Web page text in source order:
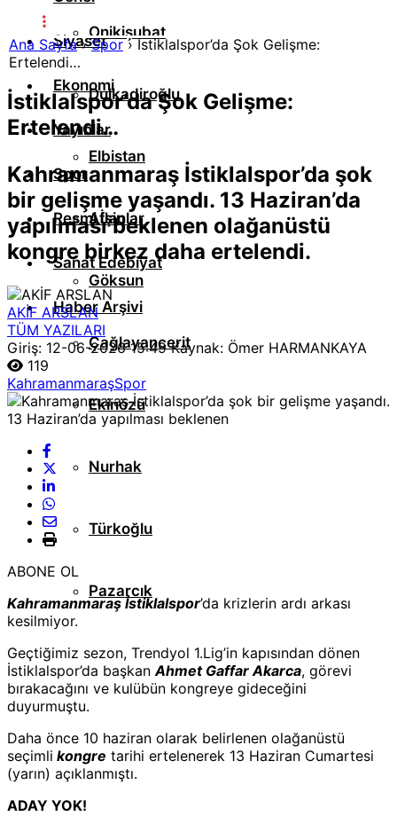
Onikişubat
Dulkadiroğlu
Elbistan
Afşin
Göksun
Çağlayancerit
Ekinözü
Nurhak
Türkoğlu
Pazarcık
Siyaset
Ekonomi
Yayınlar
Spor
Resmi İlanlar
Sanat Edebiyat
Haber Arşivi
Ana Sayfa›Spor›İstiklalspor’da Şok Gelişme:
Ertelendi…
İstiklalspor’da Şok Gelişme:
Ertelendi…
Kahramanmaraş İstiklalspor’da şok
bir gelişme yaşandı. 13 Haziran’da
yapılması beklenen olağanüstü
kongre birkez daha ertelendi.
AKİF ARSLAN
TÜM YAZILARI
Giriş: 12-06-2026 15:49Kaynak: Ömer HARMANKAYA
119
KahramanmaraşSpor
ABONE OL
Kahramanmaraş İstiklalspor’da krizlerin ardı arkası
kesilmiyor.
Geçtiğimiz sezon, Trendyol 1.Lig’in kapısından dönen
İstiklalspor’da başkan Ahmet Gaffar Akarca, görevi
bırakacağını ve kulübün kongreye gideceğini
duyurmuştu.
Daha önce 10 haziran olarak belirlenen olağanüstü
seçimli kongre tarihi ertelenerek 13 Haziran Cumartesi
(yarın) açıklanmıştı.
ADAY YOK!